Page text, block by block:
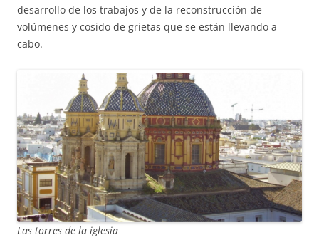
desarrollo de los trabajos y de la reconstrucción de
volúmenes y cosido de grietas que se están llevando a
cabo.
Las torres de la iglesia